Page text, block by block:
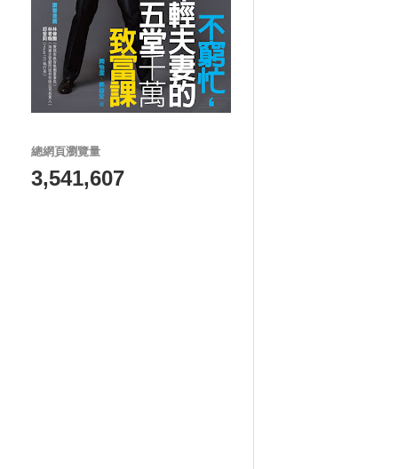
總網頁瀏覽量
3,541,607